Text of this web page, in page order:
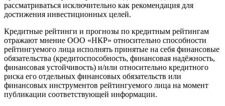
рассматриваться исключительно как рекомендация для
достижения инвестиционных целей.
Кредитные рейтинги и прогнозы по кредитным рейтингам
отражают мнение ООО «НКР» относительно способности
рейтингуемого лица исполнять принятые на себя финансовые
обязательства (кредитоспособность, финансовая надёжность,
финансовая устойчивость) и/или относительно кредитного
риска его отдельных финансовых обязательств или
финансовых инструментов рейтингуемого лица на момент
публикации соответствующей информации.